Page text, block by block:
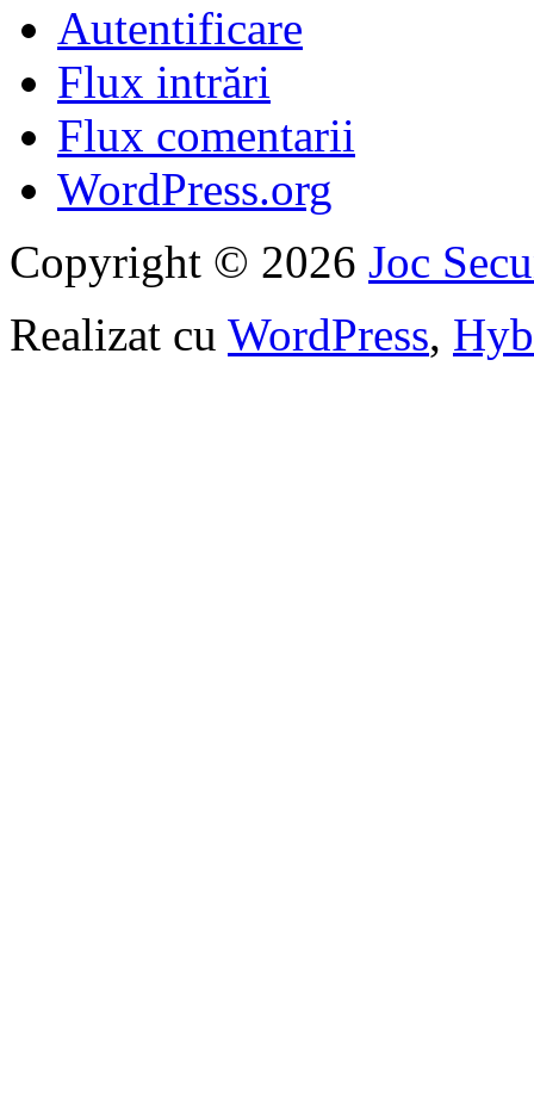
Autentificare
Flux intrări
Flux comentarii
WordPress.org
Copyright © 2026 Joc
Realizat cu WordPress,